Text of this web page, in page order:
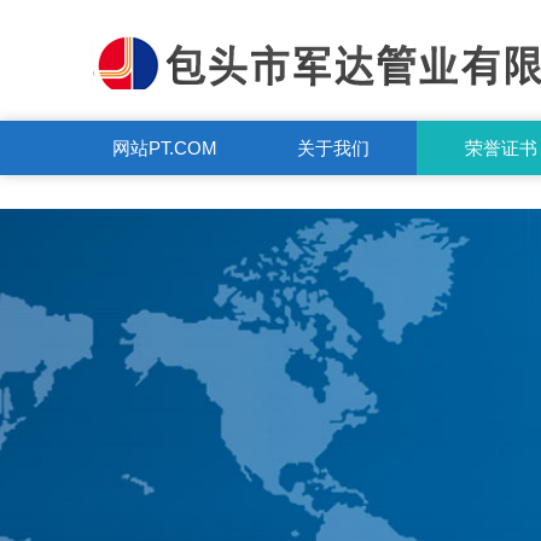
网站PT.COM 关于我们 荣誉证书